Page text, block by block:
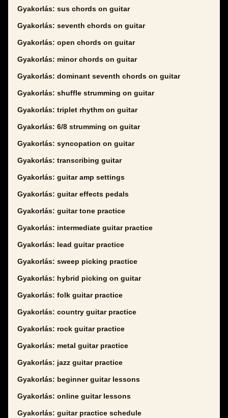
Gyakorlás: sus chords on guitar
Gyakorlás: seventh chords on guitar
Gyakorlás: open chords on guitar
Gyakorlás: minor chords on guitar
Gyakorlás: dominant seventh chords on guitar
Gyakorlás: shuffle strumming on guitar
Gyakorlás: triplet rhythm on guitar
Gyakorlás: 6/8 strumming on guitar
Gyakorlás: syncopation on guitar
Gyakorlás: transcribing guitar
Gyakorlás: guitar amp settings
Gyakorlás: guitar effects pedals
Gyakorlás: guitar tone practice
Gyakorlás: intermediate guitar practice
Gyakorlás: lead guitar practice
Gyakorlás: sweep picking practice
Gyakorlás: hybrid picking on guitar
Gyakorlás: folk guitar practice
Gyakorlás: country guitar practice
Gyakorlás: rock guitar practice
Gyakorlás: metal guitar practice
Gyakorlás: jazz guitar practice
Gyakorlás: beginner guitar lessons
Gyakorlás: online guitar lessons
Gyakorlás: guitar practice schedule